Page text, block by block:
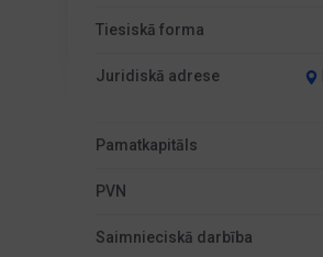
Tiesiskā forma
Juridiskā adrese
Pamatkapitāls
PVN
Saimnieciskā darbība